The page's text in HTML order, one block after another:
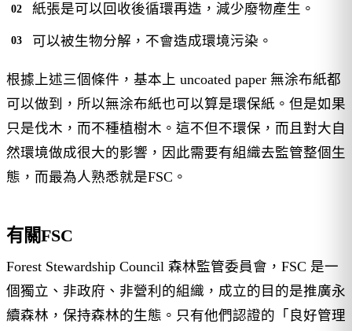
紙張是可以回收後循環再造，減少廢物產生。
可以被生物分解，不會造成環境污染。
根據上述三個條件，基本上 uncoated paper 無涂布紙都
可以做到，所以無涂布紙也可以算是環保紙。但是如果
只是伐木，而不種植樹木。這不但不環保，而且對大自
然環境做成很大的影響，因此需要有組織去監管整個生
態，而最為人熟悉就是FSC。
有關FSC
Forest Stewardship Council 森林監管委員會，FSC 是一
個獨立、非政府、非營利的組織，成立的目的是推廣永
續森林，保持森林的生態。只有他們認證的「良好管理